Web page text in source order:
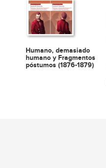
Humano, demasiado
humano y Fragmentos
póstumos (1876-1879)